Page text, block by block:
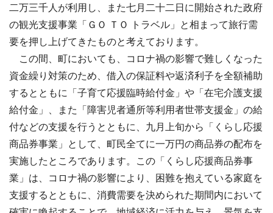
二万三千人が利用し、また七月二十二日に開始された政府
の観光支援事業「ＧＯ ＴＯ トラベル」と相まって旅行需
要を押し上げてきたものと考えております。
この間、町においても、コロナ禍の影響で難しくなった
資金繰り対策のため、借入の保証料や返済利子を全額補助
するとともに「子育て応援臨時給付金」や「在宅介護支援
給付金」、また「障害児者通所等利用者世帯支援金」の給
付などの支援を行うとともに、九月上旬から「くらし応援
商品券事業」として、町民全てに一万円の商品券の配布を
実施したところであります。この「くらし応援商品券事
業」は、コロナ禍の影響により、困難を抱えている家庭を
支援するとともに、消費需要を決められた期間内において